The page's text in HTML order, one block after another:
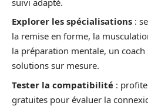
Explorer les spécialisations :
la remise en forme, la
la préparation mentale, un
solutions sur mesure.
Tester la compatibilité :
gratuites pour évaluer la